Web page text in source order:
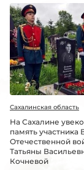
Сахалинская область
На Сахалине
память участника
Отечественной
Татьяны
Кочневой